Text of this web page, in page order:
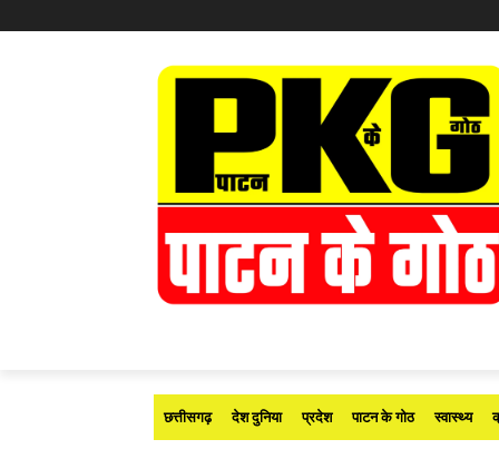
छत्तीसगढ़ देश दुनिया प्रदेश पाटन के गोठ स्वास्थ्य